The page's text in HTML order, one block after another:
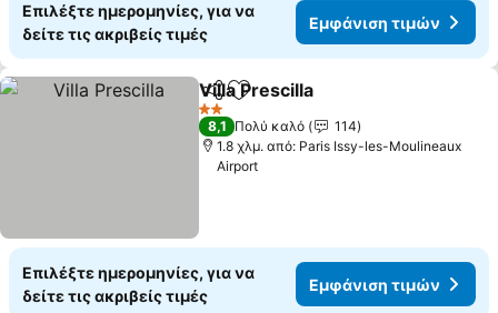
Επιλέξτε ημερομηνίες, για να
δείτε τις ακριβείς τιμές
Εμφάνιση τιμών
Κοινοποίηση
Προσθήκη στα αγαπημένα
Villa Prescilla
2 Αστέρια
8,1 Πολύ καλό
114
1.8 χλμ. από: Paris Issy-les-Moulineaux
Airport
Επιλέξτε ημερομηνίες, για να
δείτε τις ακριβείς τιμές
Εμφάνιση τιμών